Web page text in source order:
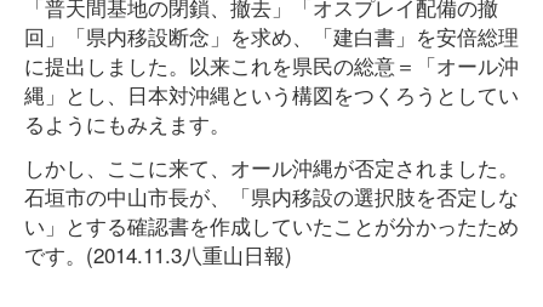
「普天間基地の閉鎖、撤去」「オスプレイ配備の撤
回」「県内移設断念」を求め、「建白書」を安倍総理
に提出しました。以来これを県民の総意＝「オール沖
縄」とし、日本対沖縄という構図をつくろうとしてい
るようにもみえます。
しかし、ここに来て、オール沖縄が否定されました。
石垣市の中山市長が、「県内移設の選択肢を否定しな
い」とする確認書を作成していたことが分かったため
です。(2014.11.3八重山日報)